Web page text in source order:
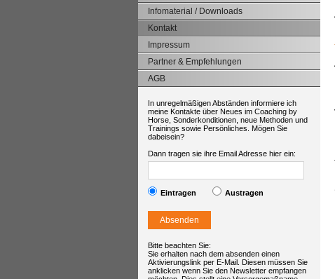
Infomaterial / Downloads
Kontakt
Impressum
Partner & Empfehlungen
AGB
In unregelmäßigen Abständen informiere ich
meine Kontakte über Neues im Coaching by
Horse, Sonderkonditionen, neue Methoden und
Trainings sowie Persönliches. Mögen Sie
dabeisein?
Dann tragen sie ihre Email Adresse hier ein:
Eintragen Austragen
Bitte beachten Sie:
Sie erhalten nach dem absenden einen
Aktivierungslink per E-Mail. Diesen müssen Sie
anklicken wenn Sie den Newsletter empfangen